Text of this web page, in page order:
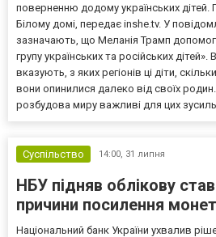
поверненню додому українських дітей.
Білому домі, передає inshe.tv. У
зазначають, що Меланія Трамп
групу українських та російських
вказують, з яких регіонів ці діти,
вони опинилися далеко від своїх
розбудова миру важливі для цих
Суспільство 14:00, 31 липня
НБУ підняв облікову
причини посилення
Національний банк України ухвалив